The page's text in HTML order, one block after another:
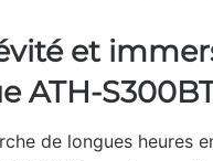
et
ATH-
de longues heures